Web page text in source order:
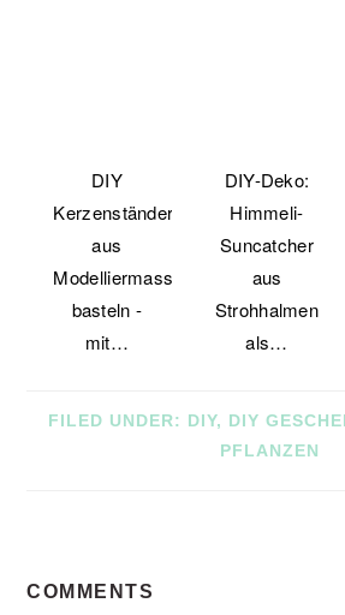
DIY
Kerzenständer
aus
Modelliermasse
basteln -
mit…
DIY-Deko:
Himmeli-
Suncatcher
aus
Strohhalmen
als…
FILED UNDER: DIY, DIY
PFLANZEN
INTERACTIONS
COMMENTS